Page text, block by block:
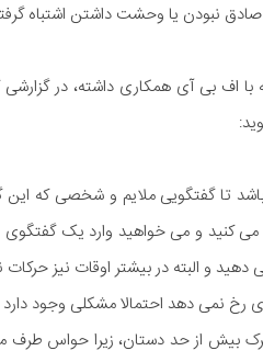
صادق نبودن یا وحشت داشتن اشتباه
اف بی آی همکاری داشته، در گزارشی
تا گفتگویی ملایم و شخصی که این
کنید و می خواهید وارد یک
و البته در بیشتر اوقات نیز حرکات
نمی دهد احتمالا مشکلی وجود دارد
بیش از حد دستان، زیرا حواس طرف